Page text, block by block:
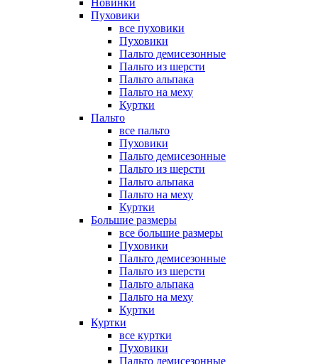
Новинки
Пуховики
все пуховики
Пуховики
Пальто демисезонные
Пальто из шерсти
Пальто альпака
Пальто на меху
Куртки
Пальто
все пальто
Пуховики
Пальто демисезонные
Пальто из шерсти
Пальто альпака
Пальто на меху
Куртки
Большие размеры
все большие размеры
Пуховики
Пальто демисезонные
Пальто из шерсти
Пальто альпака
Пальто на меху
Куртки
Куртки
все куртки
Пуховики
Пальто демисезонные